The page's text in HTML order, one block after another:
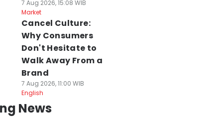
7 Aug 2026, 15:08 WIB
Market
Cancel Culture:
Why Consumers
Don't Hesitate to
Walk Away From a
Brand
7 Aug 2026, 11:00 WIB
English
News